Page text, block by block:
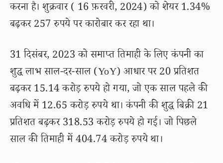
करना है। शुक्रवार ( 16 फ़रवरी, 2024) को शेयर 1.34%
बढ़कर 257 रुपये पर कारोबार कर रहा था।
31 दिसंबर, 2023 को समाप्त तिमाही के लिए कंपनी का
शुद्ध लाभ साल-दर-साल (YoY) आधार पर 20 प्रतिशत
बढ़कर 15.14 करोड़ रुपये हो गया, जो एक साल पहले की
अवधि में 12.65 करोड़ रुपये था। कंपनी की शुद्ध बिक्री 21
प्रतिशत बढ़कर 318.53 करोड़ रुपये हो गई। जो पिछले
साल की तिमाही में 404.74 करोड़ रुपये था।